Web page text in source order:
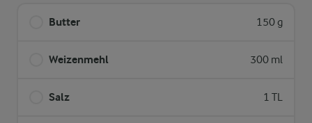
Butter 150 g
Weizenmehl 300 ml
Salz 1 TL